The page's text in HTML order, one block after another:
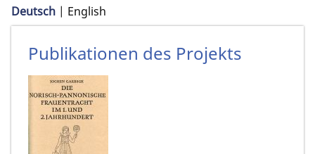
Deutsch English
Publikationen des Projekts